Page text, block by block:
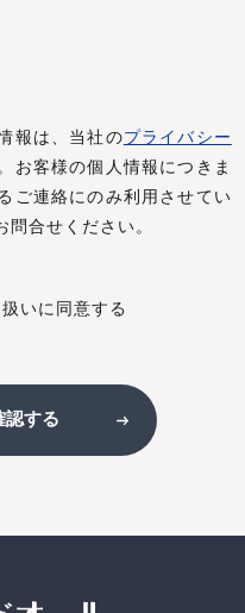
報は、当社のプライバシー
お客様の個人情報につきま
ご連絡にのみ利用させてい
合せください。
いに同意する
認する